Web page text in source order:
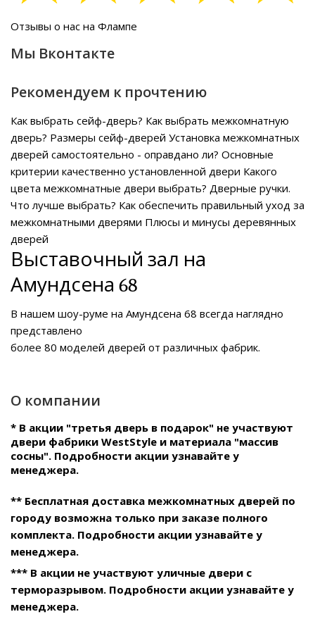
Отзывы о нас на Флампе
Мы Вконтакте
Рекомендуем к прочтению
Как выбрать сейф-дверь? Как выбрать межкомнатную
дверь? Размеры сейф-дверей Установка межкомнатных
дверей самостоятельно - оправдано ли? Основные
критерии качественно установленной двери Какого
цвета межкомнатные двери выбрать? Дверные ручки.
Что лучше выбрать? Как обеспечить правильный уход за
межкомнатными дверями Плюсы и минусы деревянных
дверей
Выставочный зал на
Амундсена 68
В нашем шоу-руме на Амундсена 68 всегда наглядно
представлено
более 80 моделей дверей от различных фабрик.
О компании
* В акции "третья дверь в подарок" не участвуют
двери фабрики WestStyle и материала "массив
сосны". Подробности акции узнавайте у
менеджера.
** Бесплатная доставка межкомнатных дверей по
городу возможна только при заказе полного
комплекта. Подробности акции узнавайте у
менеджера.
*** В акции не участвуют уличные двери с
терморазрывом. Подробности акции узнавайте у
менеджера.